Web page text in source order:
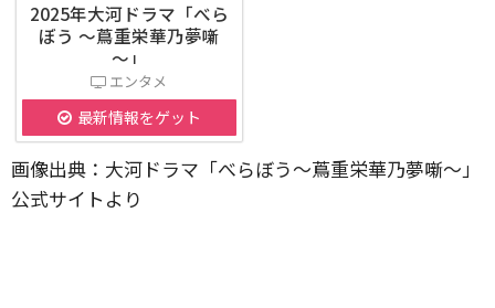
2025年大河ドラマ「べら
ぼう ～蔦重栄華乃夢噺
～」
エンタメ
最新情報をゲット
画像出典：大河ドラマ「べらぼう〜蔦重栄華乃夢噺〜」
公式サイトより